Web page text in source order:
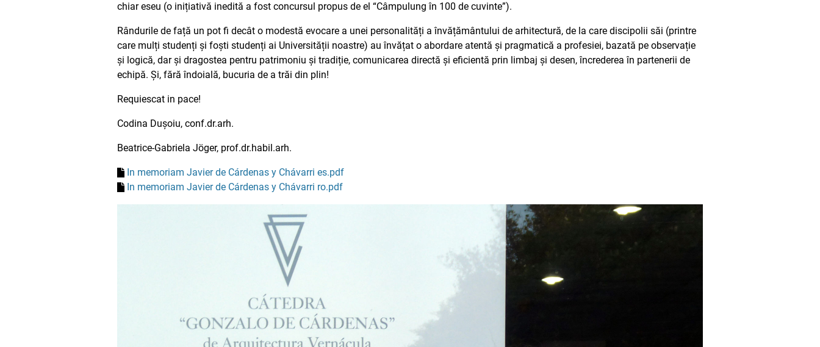
chiar eseu (o inițiativă inedită a fost concursul propus de el “Câmpulung în 100 de cuvinte”).
Rândurile de față un pot fi decât o modestă evocare a unei personalități a învățământului de arhitectură, de la care discipolii săi (printre
care mulți studenți și foști studenți ai Universității noastre) au învățat o abordare atentă și pragmatică a profesiei, bazată pe observație
și logică, dar și dragostea pentru patrimoniu și tradiție, comunicarea directă și eficientă prin limbaj și desen, încrederea în partenerii de
echipă. Și, fără îndoială, bucuria de a trăi din plin!
Requiescat in pace!
Codina Dușoiu, conf.dr.arh.
Beatrice-Gabriela Jöger, prof.dr.habil.arh.
In memoriam Javier de Cárdenas y Chávarri es.pdf
In memoriam Javier de Cárdenas y Chávarri ro.pdf